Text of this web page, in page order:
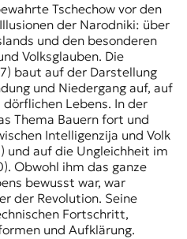
Tschechow vor den
der Narodniki: über
und den besonderen
Volksglauben. Die
baut auf der Darstellung
und Niedergang auf, auf
Lebens. In der
Thema Bauern fort und
Intelligenzija und Volk
und auf die Ungleichheit im
Obwohl ihm das ganze
bewusst war, war
der Revolution. Seine
Fortschritt,
und Aufklärung.